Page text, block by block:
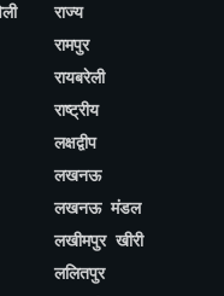
राज्य
रामपुर
रायबरेली
राष्ट्रीय
लक्षद्वीप
लखनऊ
लखनऊ मंडल
लखीमपुर खीरी
ललितपुर